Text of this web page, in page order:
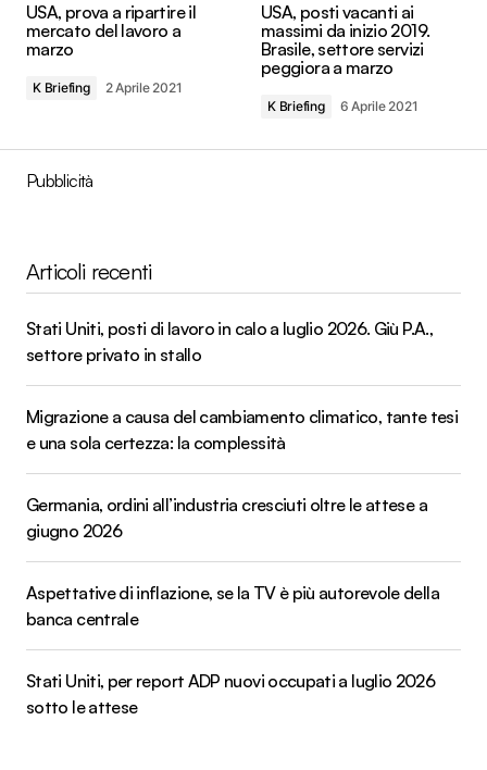
USA, prova a ripartire il
mercato del lavoro a
marzo
K Briefing 2 Aprile 2021
USA, posti vacanti ai
massimi da inizio 2019.
Brasile, settore servizi
peggiora a marzo
K Briefing 6 Aprile 2021
Pubblicità
Articoli recenti
Stati Uniti, posti di lavoro in calo a luglio 2026. Giù P.A.,
settore privato in stallo
Migrazione a causa del cambiamento climatico, tante tesi
e una sola certezza: la complessità
Germania, ordini all’industria cresciuti oltre le attese a
giugno 2026
Aspettative di inflazione, se la TV è più autorevole della
banca centrale
Stati Uniti, per report ADP nuovi occupati a luglio 2026
sotto le attese